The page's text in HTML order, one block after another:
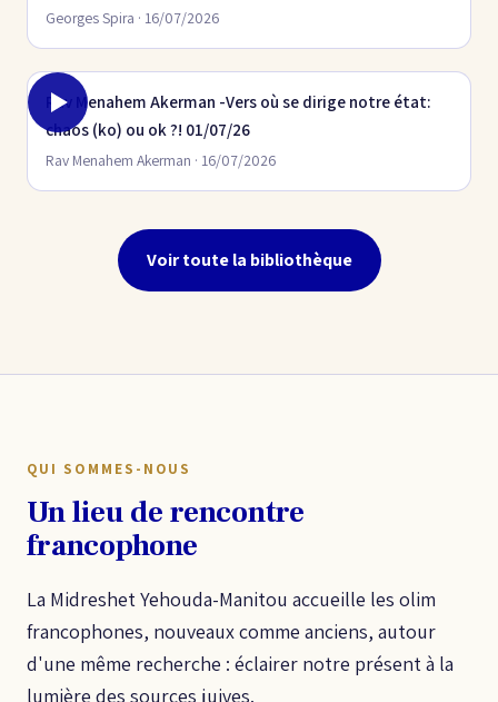
Georges Spira · 16/07/2026
Rav Menahem Akerman -Vers où se dirige notre état:
chaos (ko) ou ok ?! 01/07/26
Rav Menahem Akerman · 16/07/2026
Voir toute la bibliothèque
QUI SOMMES-NOUS
Un lieu de rencontre
francophone
La Midreshet Yehouda-Manitou accueille les olim
francophones, nouveaux comme anciens, autour
d'une même recherche : éclairer notre présent à la
lumière des sources juives.